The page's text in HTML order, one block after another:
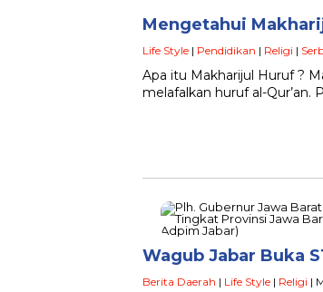
Mengetahui
Life Style | Pendidikan | Religi |
Apa itu Makharijul Huruf ?
melafalkan huruf al-Qur’an.
Wagub Jabar Buka
Berita Daerah | Life Style | Religi |